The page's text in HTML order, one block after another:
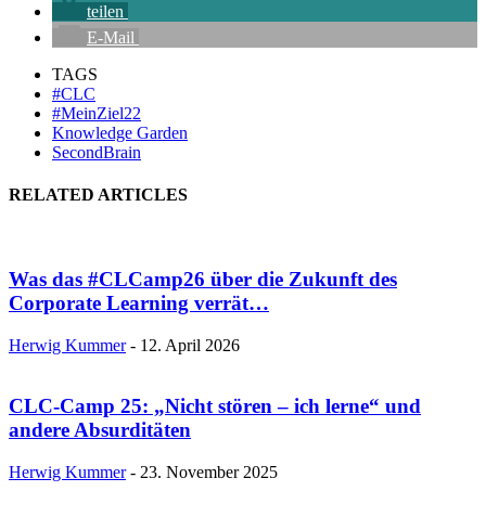
teilen
E-Mail
TAGS
#CLC
#MeinZiel22
Knowledge Garden
SecondBrain
RELATED ARTICLES
Was das #CLCamp26 über die Zukunft des
Corporate Learning verrät…
Herwig Kummer - 12. April 2026
CLC-Camp 25: „Nicht stören – ich lerne“ und
andere Absurditäten
Herwig Kummer - 23. November 2025